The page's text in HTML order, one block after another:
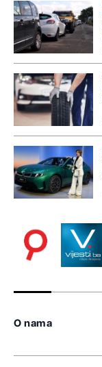
O nama